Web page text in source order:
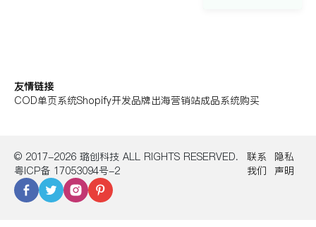
友情链接
COD单页系统Shopify开发品牌出海营销站成品系统购买
© 2017-2026 璐创科技 ALL RIGHTS RESERVED.
粤ICP备 17053094号-2
联系
我们
隐私
声明